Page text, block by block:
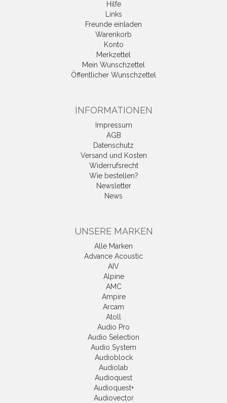
Hilfe
Links
Freunde einladen
Warenkorb
Konto
Merkzettel
Mein Wunschzettel
Öffentlicher Wunschzettel
INFORMATIONEN
Impressum
AGB
Datenschutz
Versand und Kosten
Widerrufsrecht
Wie bestellen?
Newsletter
News
UNSERE MARKEN
Alle Marken
Advance Acoustic
AIV
Alpine
AMC
Ampire
Arcam
Atoll
Audio Pro
Audio Selection
Audio System
Audioblock
Audiolab
Audioquest
Audioquest+
Audiovector